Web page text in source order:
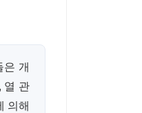
은 개
열 관
의해